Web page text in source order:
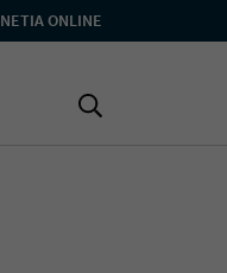
NETIA ONLINE